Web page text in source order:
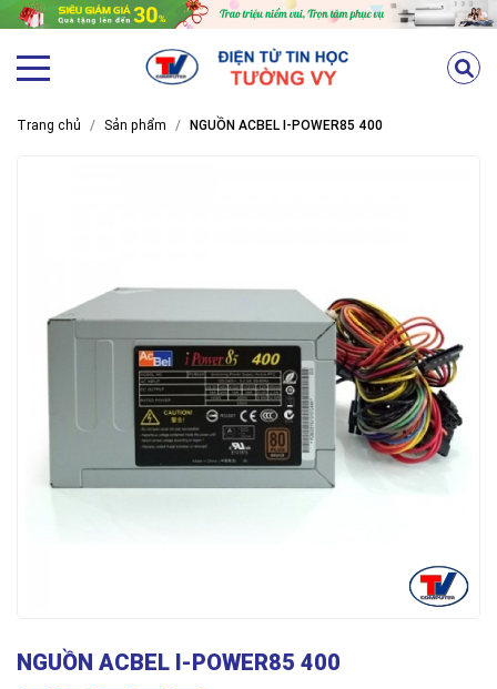
Trang chủ Sản phẩm NGUỒN ACBEL I-POWER85 400
NGUỒN ACBEL I-POWER85 400